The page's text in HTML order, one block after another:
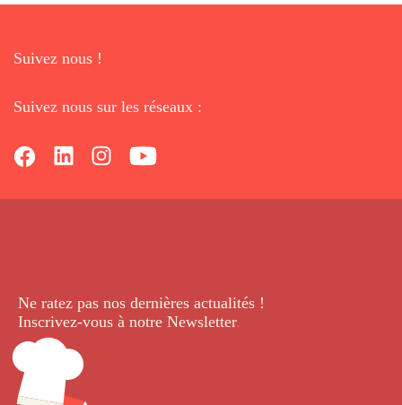
Suivez nous !
Suivez nous sur les réseaux :
Ne ratez pas nos dernières actualités !
Inscrivez-vous à notre Newsletter.